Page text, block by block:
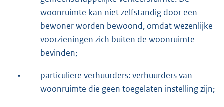
woonruimte kan niet zelfstandig door een
bewoner worden bewoond, omdat wezenlijke
voorzieningen zich buiten de woonruimte
bevinden;
•
particuliere verhuurders: verhuurders van
woonruimte die geen toegelaten instelling zijn;